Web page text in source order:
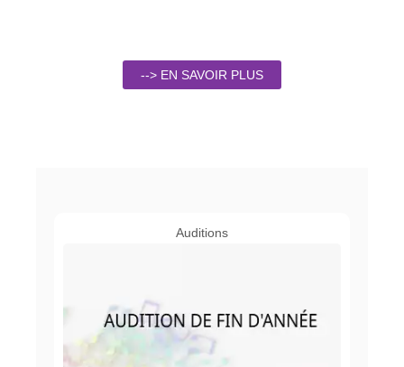
--> EN SAVOIR PLUS
Auditions